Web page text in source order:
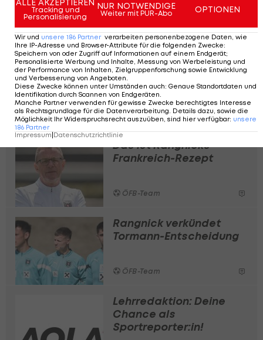
Tabellenrechner>>>
Jetzt tippen und
gewinnen beim EM-
Tippspiel von LAOLA1!
Fußball
Das ist Rangnicks
Frankreich-Rezept
ÖFB-Team
Rangnick verkündet
Tormann-Entscheidung
ÖFB-Team
Lehrredaktion: Deine
Chance als
Sportreporter:in!
Tracking und
Personalisierung
NUR NOTWENDIGE
Weiter mit PUR-Abo OPTIONEN
Wir und unsere 186 Partner verarbeiten personenbezogene Daten, wie
Ihre IP-Adresse und Browser-Attribute für die folgenden Zwecke:
Speichern von oder Zugriff auf Informationen auf einem Endgerät;
Personalisierte Werbung und Inhalte, Messung von Werbeleistung und
der Performance von Inhalten, Zielgruppenforschung sowie Entwicklung
und Verbesserung von Angeboten
Diese Zwecke können unter Umständen auch: Genaue Standortdaten und
Identifikation durch Scannen von Endgeräten
Manche Partner verwenden für gewisse Zwecke berechtigtes Interesse
als Rechtsgrundlage für die Datenverarbeitung. Details dazu, sowie die
Möglichkeit Ihr Widerspruchsrecht auszuüben, sind hier verfügbar: unsere
186 Partner
Impressum|Datenschutzrichtlinie